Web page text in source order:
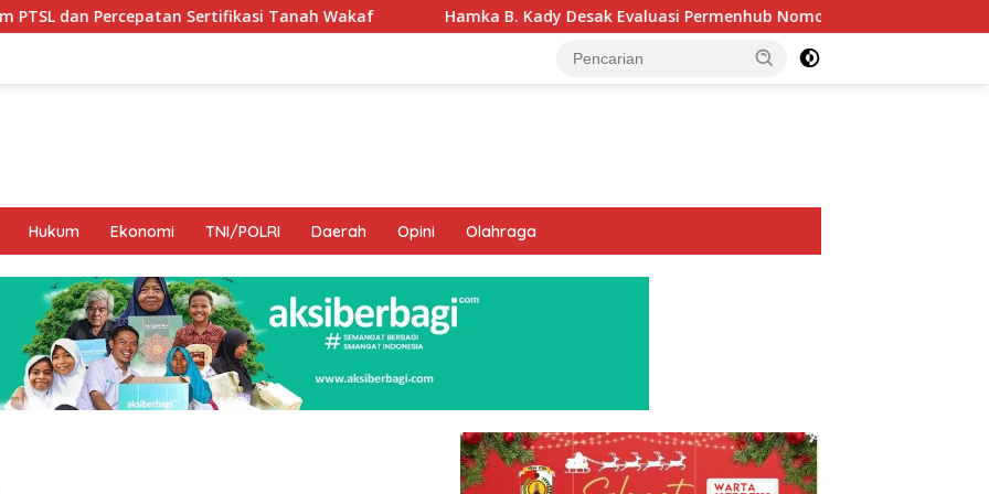
Sertifikasi Tanah Wakaf Hamka B. Kady Desak Evaluasi Permenhub Nomor 28/2022: Biar Keselamatan Pelayaran
Hukum Ekonomi TNI/POLRI Daerah Opini Olahraga